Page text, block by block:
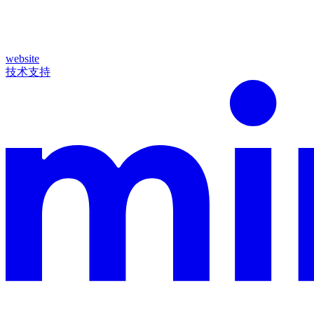
website
技术支持